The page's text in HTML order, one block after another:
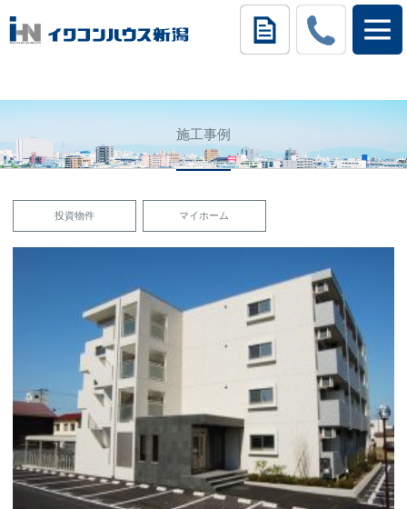
施工事例
投資物件 マイホーム